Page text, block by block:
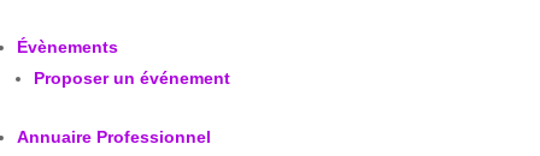
Évènements
Proposer un événement
Annuaire Professionnel